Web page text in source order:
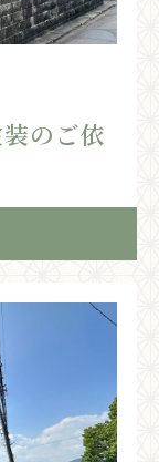
のご依